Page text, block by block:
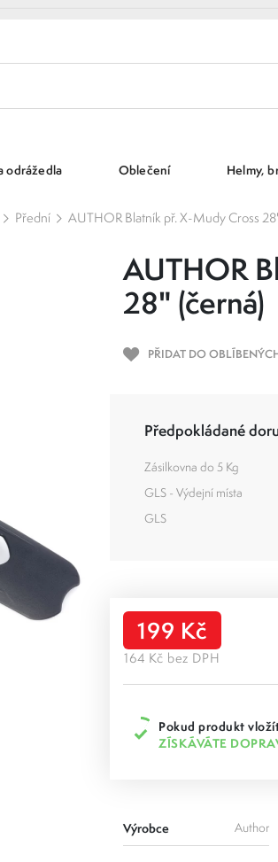
odrážedla Oblečení Helmy,
Přední AUTHOR Blatník př. X-Mudy Cross
AUTHOR
28" (černá)
PŘIDAT DO
Předpokládané
Zásilkovna do 5 Kg
GLS - Výdejní místa
GLS
199 Kč
164 Kč bez DPH
Pokud produkt
ZÍSKÁVÁTE
Výrobce Author